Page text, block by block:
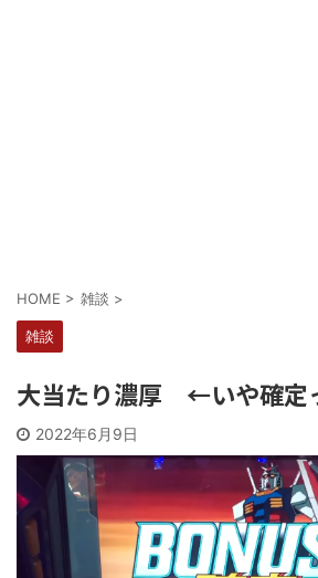
HOME > 雑談 >
雑談
大当たり濃厚 ←いや確定
2022年6月9日